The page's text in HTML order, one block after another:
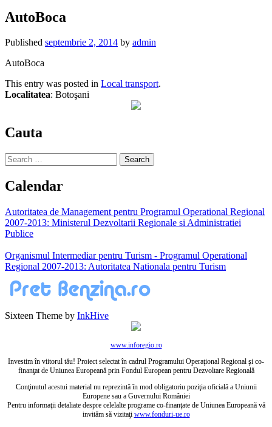
AutoBoca
Published septembrie 2, 2014 by admin
AutoBoca
This entry was posted in Local transport.
Localitatea: Botoşani
Cauta
Search
for:
Calendar
Autoritatea de Management pentru Programul Operational Regional
2007-2013: Ministerul Dezvoltarii Regionale si Administratiei
Publice
Organismul Intermediar pentru Turism - Programul Operational
Regional 2007-2013: Autoritatea Nationala pentru Turism
Sixteen Theme by InkHive
www.inforegio.ro
Investim în viitorul tău! Proiect selectat în cadrul Programului Operaţional Regional şi co-
finanţat de Uniunea Europeană prin Fondul European pentru Dezvoltare Regională
Conţinutul acestui material nu reprezintă în mod obligatoriu poziţia oficială a Uniunii
Europene sau a Guvernului României
Pentru informaţii detaliate despre celelalte programe co-finanţate de Uniunea Europeană vă
invităm să vizitaţi www.fonduri-ue.ro